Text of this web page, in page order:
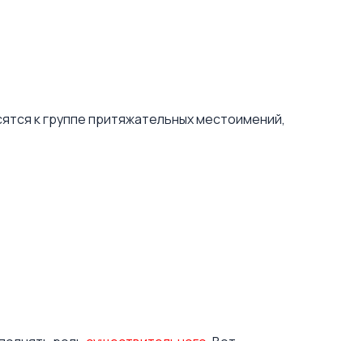
к группе притяжательных местоимений,